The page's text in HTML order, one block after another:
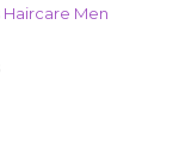
Men